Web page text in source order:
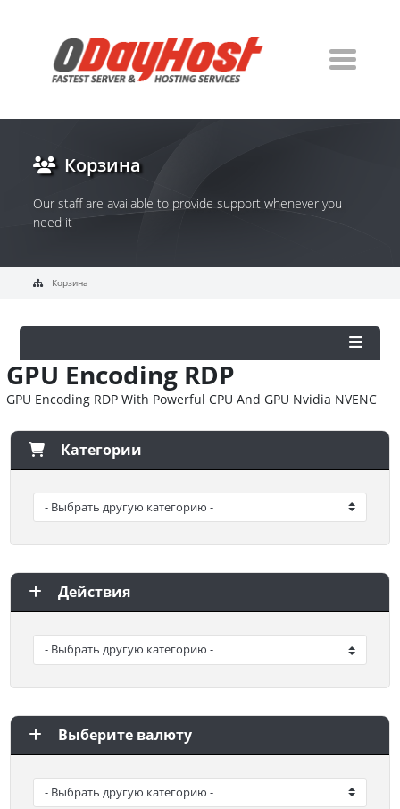
Корзина
Our staff are available to provide support whenever you
need it
Корзина
GPU Encoding RDP
GPU Encoding RDP With Powerful CPU And GPU Nvidia NVENC
Категории
Действия
Выберите валюту